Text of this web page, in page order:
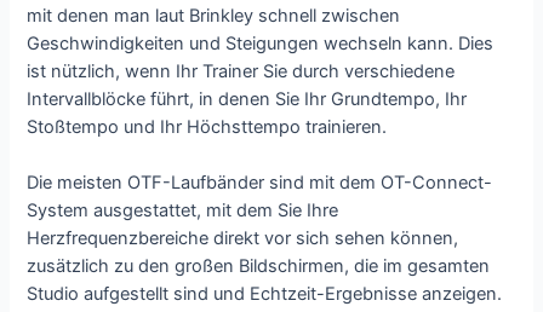
mit denen man laut Brinkley schnell zwischen
Geschwindigkeiten und Steigungen wechseln kann. Dies
ist nützlich, wenn Ihr Trainer Sie durch verschiedene
Intervallblöcke führt, in denen Sie Ihr Grundtempo, Ihr
Stoßtempo und Ihr Höchsttempo trainieren.
Die meisten OTF-Laufbänder sind mit dem OT-Connect-
System ausgestattet, mit dem Sie Ihre
Herzfrequenzbereiche direkt vor sich sehen können,
zusätzlich zu den großen Bildschirmen, die im gesamten
Studio aufgestellt sind und Echtzeit-Ergebnisse anzeigen.